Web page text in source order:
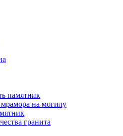
памятник
на могилу
гранита